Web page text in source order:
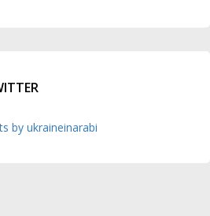
by ukraineinarabi